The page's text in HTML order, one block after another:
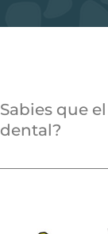
Sabies que
dental?